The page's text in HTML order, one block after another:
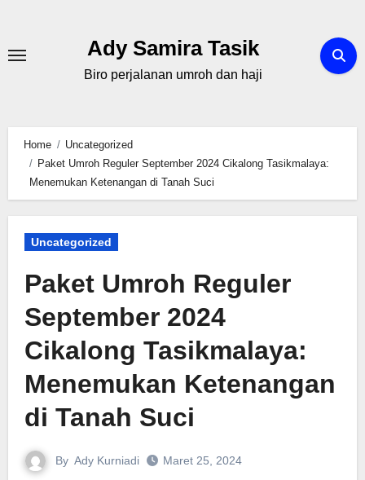
content
Ady Samira Tasik
Biro perjalanan umroh dan haji
Home
Uncategorized
Paket Umroh Reguler September 2024 Cikalong Tasikmalaya:
Menemukan Ketenangan di Tanah Suci
Uncategorized
Paket Umroh Reguler
September 2024
Cikalong Tasikmalaya:
Menemukan Ketenangan
di Tanah Suci
By Ady Kurniadi Maret 25, 2024